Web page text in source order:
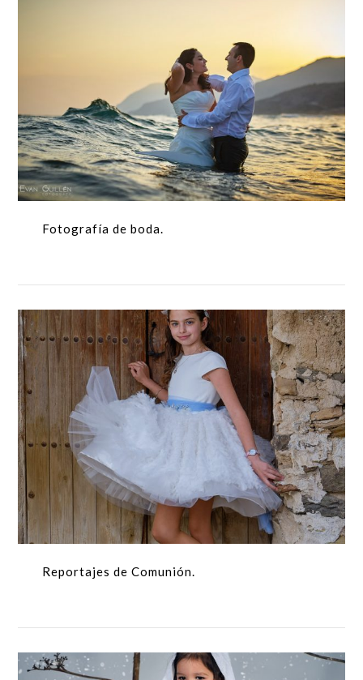
Fotografía de boda.
Reportajes de Comunión.